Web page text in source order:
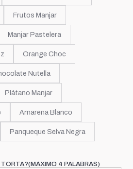
Frutos Manjar
Manjar Pastelera
Orange Choc
Nutella
Plátano Manjar
Amarena Blanco
Panqueque Selva Negra
4 PALABRAS)